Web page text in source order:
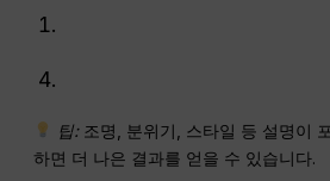
팁:조명, 분위기, 스타일 등 설명이
하면 더 나은 결과를 얻을 수 있습니다.